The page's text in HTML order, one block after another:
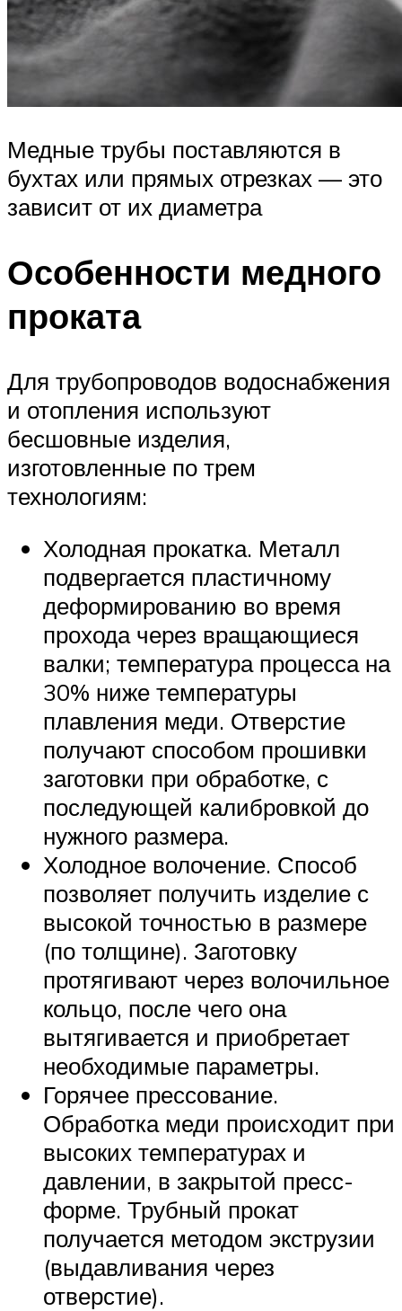
Медные трубы поставляются в
бухтах или прямых отрезках — это
зависит от их диаметра
Особенности медного
проката
Для трубопроводов водоснабжения
и отопления используют
бесшовные изделия,
изготовленные по трем
технологиям:
Холодная прокатка. Металл
подвергается пластичному
деформированию во время
прохода через вращающиеся
валки; температура процесса на
30% ниже температуры
плавления меди. Отверстие
получают способом прошивки
заготовки при обработке, с
последующей калибровкой до
нужного размера.
Холодное волочение. Способ
позволяет получить изделие с
высокой точностью в размере
(по толщине). Заготовку
протягивают через волочильное
кольцо, после чего она
вытягивается и приобретает
необходимые параметры.
Горячее прессование.
Обработка меди происходит при
высоких температурах и
давлении, в закрытой пресс-
форме. Трубный прокат
получается методом экструзии
(выдавливания через
отверстие).